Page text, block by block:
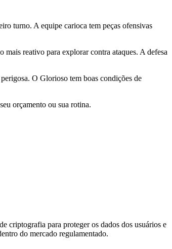
turno. A equipe carioca tem peças ofensivas
reativo para explorar contra ataques. A defesa
O Glorioso tem boas condições de
orçamento ou sua rotina.
criptografia para proteger os dados dos usuários e
do mercado regulamentado.